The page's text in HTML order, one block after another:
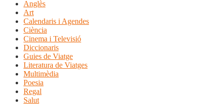
Anglès
Art
Calendaris i Agendes
Ciència
Cinema i Televisió
Diccionaris
Guies de Viatge
Literatura de Viatges
Multimèdia
Poesia
Regal
Salut